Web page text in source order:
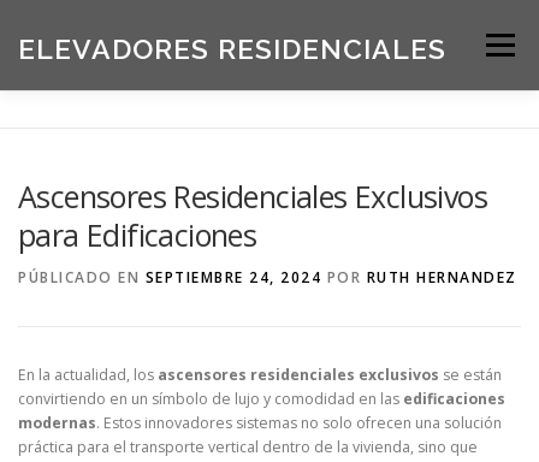
contenido
ELEVADORES RESIDENCIALES Menú
SOLICITE UNA COTIZACIÓN
Ascensores Residenciales Exclusivos
para Edificaciones
PÚBLICADO EN SEPTIEMBRE 24, 2024 POR RUTH HERNANDEZ
En la actualidad, los ascensores residenciales exclusivos se están
convirtiendo en un símbolo de lujo y comodidad en las edificaciones
modernas. Estos innovadores sistemas no solo ofrecen una solución
práctica para el transporte vertical dentro de la vivienda, sino que